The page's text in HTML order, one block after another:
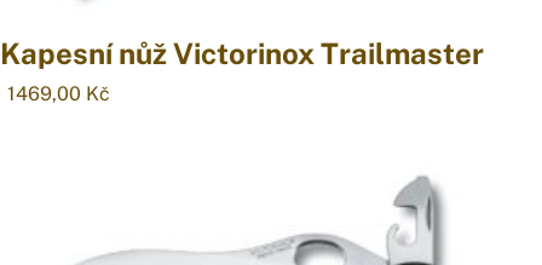
Kapesní nůž Victorinox Trailmaster
1469,00 Kč